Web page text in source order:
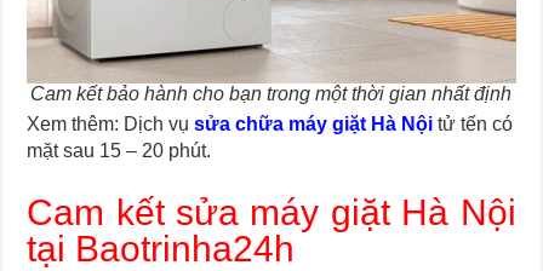
Cam kết bảo hành cho bạn trong một thời gian nhất định
Xem thêm: Dịch vụsửa chữa máy giặt Hà Nội tử tến có
mặt sau 15 – 20 phút.
Cam kết sửa máy giặt Hà Nội
tại Baotrinha24h